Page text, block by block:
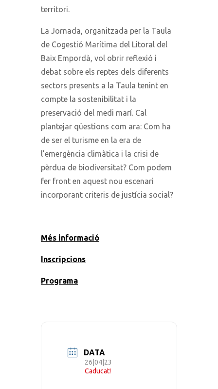
territori.
La Jornada, organitzada per la Taula
de Cogestió Marítima del Litoral del
Baix Empordà, vol obrir reflexió i
debat sobre els reptes dels diferents
sectors presents a la Taula tenint en
compte la sostenibilitat i la
preservació del medi marí. Cal
plantejar qüestions com ara: Com ha
de ser el turisme en la era de
l’emergència climàtica i la crisi de
pèrdua de biodiversitat? Com podem
fer front en aquest nou escenari
incorporant criteris de justícia social?
Més informació
Inscripcions
Programa
DATA
26|04|23
Caducat!